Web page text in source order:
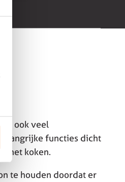
ook veel
functies dicht
het koken.
te houden doordat er